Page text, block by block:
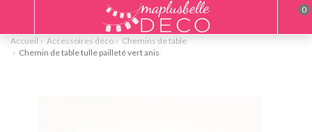
Accueil Accessoires déco
Chemins de table
Chemin de table tulle pailleté vert anis
0